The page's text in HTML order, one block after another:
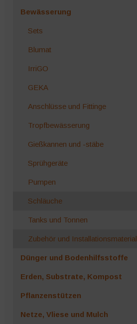
Bewässerung
Sets
Blumat
IrriGO
GEKA
Anschlüsse und Fittinge
Tropfbewässerung
Gießkannen und -stäbe
Sprühgeräte
Pumpen
Schläuche
Tanks und Tonnen
Zubehör und Installationsmaterial
Dünger und Bodenhilfsstoffe
Erden, Substrate, Kompost
Pflanzenstützen
Netze, Vliese und Mulch